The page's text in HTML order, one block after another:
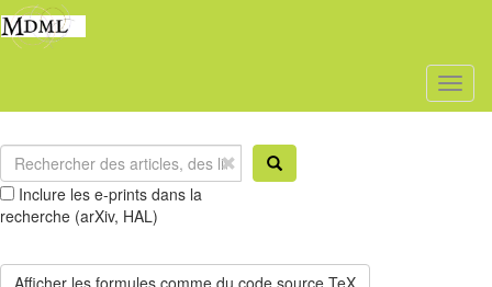
Inclure les e-prints dans la
recherche (arXiv, HAL)